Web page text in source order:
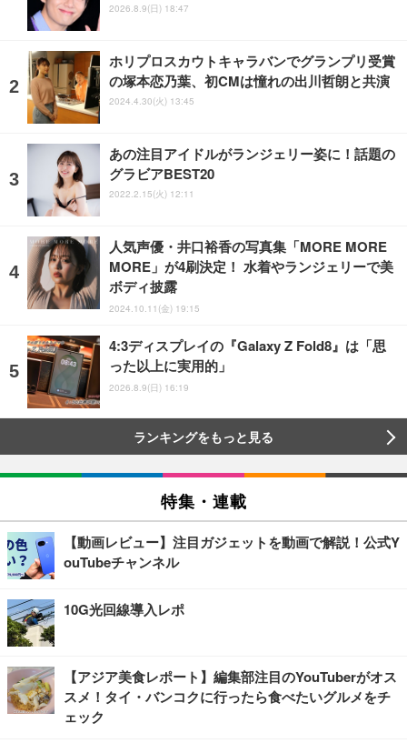
2026.8.9(日) 18:47
ホリプロスカウトキャラバンでグランプリ受賞
の塚本恋乃葉、初CMは憧れの出川哲朗と共演
2024.4.30(火) 13:45
あの注目アイドルがランジェリー姿に！話題の
グラビアBEST20
2022.2.15(火) 12:11
人気声優・井口裕香の写真集「MORE MORE
MORE」が4刷決定！ 水着やランジェリーで美
ボディ披露
2024.10.11(金) 19:15
4:3ディスプレイの『Galaxy Z Fold8』は「思
った以上に実用的」
2026.8.9(日) 16:19
ランキングをもっと見る
特集・連載
【動画レビュー】注目ガジェットを動画で解説！公式Y
ouTubeチャンネル
10G光回線導入レポ
【アジア美食レポート】編集部注目のYouTuberがオス
スメ！タイ・バンコクに行ったら食べたいグルメをチ
ェック